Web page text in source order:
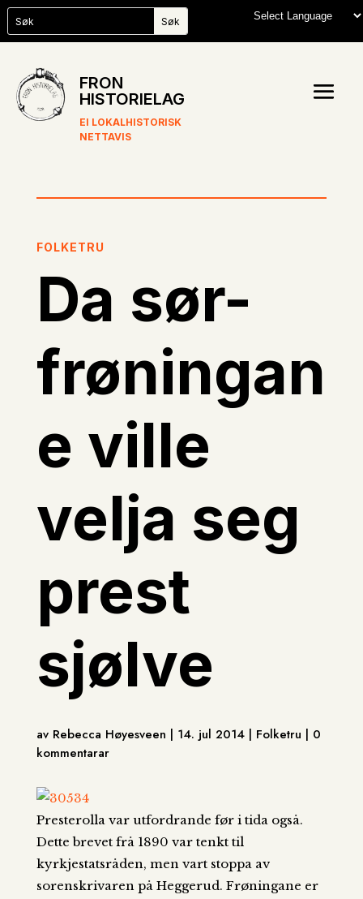
FRON
HISTORIELAG
EI LOKALHISTORISK
NETTAVIS
FOLKETRU
Da sør-
frøningan
e ville
velja seg
prest
sjølve
av Rebecca Høyesveen | 14. jul 2014 | Folketru | 0
kommentarar
Presterolla var utfordrande før i tida også.
Dette brevet frå 1890 var tenkt til
kyrkjestatsråden, men vart stoppa av
sorenskrivaren på Heggerud. Frøningane er